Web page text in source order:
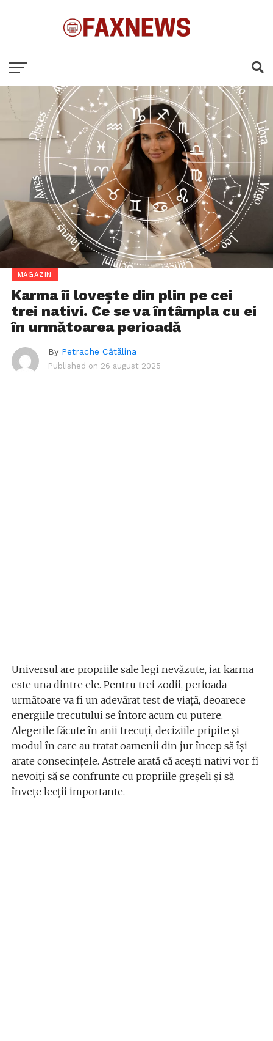
MAGAZIN
Karma îi lovește din plin pe cei
trei nativi. Ce se va întâmpla cu ei
în următoarea perioadă
By Petrache Cătălina
Published on 26 august 2025
Universul are propriile sale legi nevăzute, iar karma
este una dintre ele. Pentru trei zodii, perioada
următoare va fi un adevărat test de viață, deoarece
energiile trecutului se întorc acum cu putere.
Alegerile făcute în anii trecuți, deciziile pripite și
modul în care au tratat oamenii din jur încep să își
arate consecințele. Astrele arată că acești nativi vor fi
nevoiți să se confrunte cu propriile greșeli și să
învețe lecții importante.